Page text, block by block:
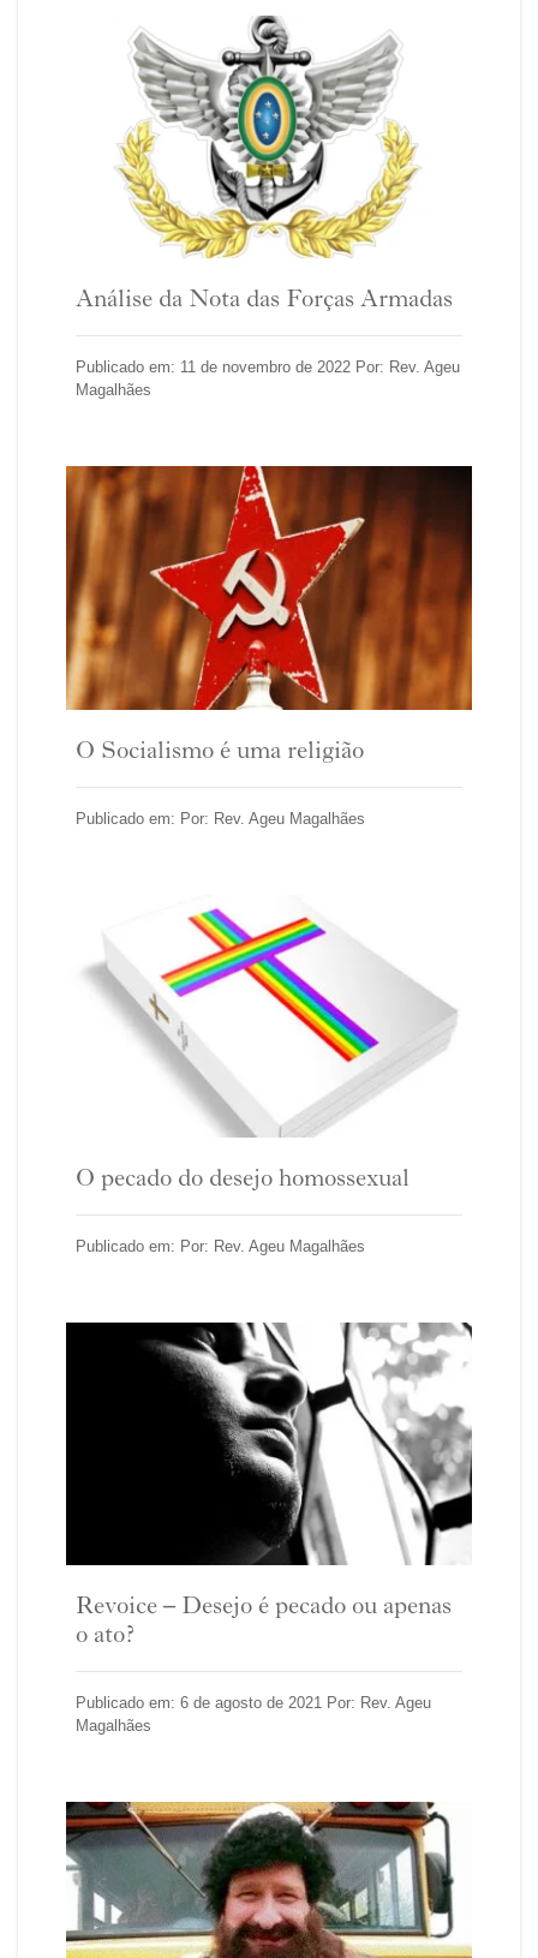
Análise da Nota das Forças Armadas
Publicado em: 11 de novembro de 2022 Por: Rev. Ageu
Magalhães
O Socialismo é uma religião
Publicado em: Por: Rev. Ageu Magalhães
O pecado do desejo homossexual
Publicado em: Por: Rev. Ageu Magalhães
Revoice – Desejo é pecado ou apenas
o ato?
Publicado em: 6 de agosto de 2021 Por: Rev. Ageu
Magalhães